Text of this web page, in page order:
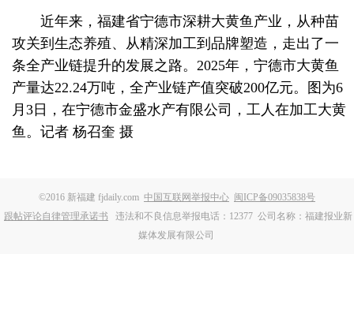
近年来，福建省宁德市深耕大黄鱼产业，从种苗
攻关到生态养殖、从精深加工到品牌塑造，走出了一
条全产业链提升的发展之路。2025年，宁德市大黄鱼
产量达22.24万吨，全产业链产值突破200亿元。图为6
月3日，在宁德市金盛水产有限公司，工人在加工大黄
鱼。记者 杨召奎 摄
©2016 新福建 fjdaily.com 中国互联网举报中心 闽ICP备09035838号
跟帖评论自律管理承诺书
违法和不良信息举报电话：12377 公司名称：福建报业新
媒体发展有限公司